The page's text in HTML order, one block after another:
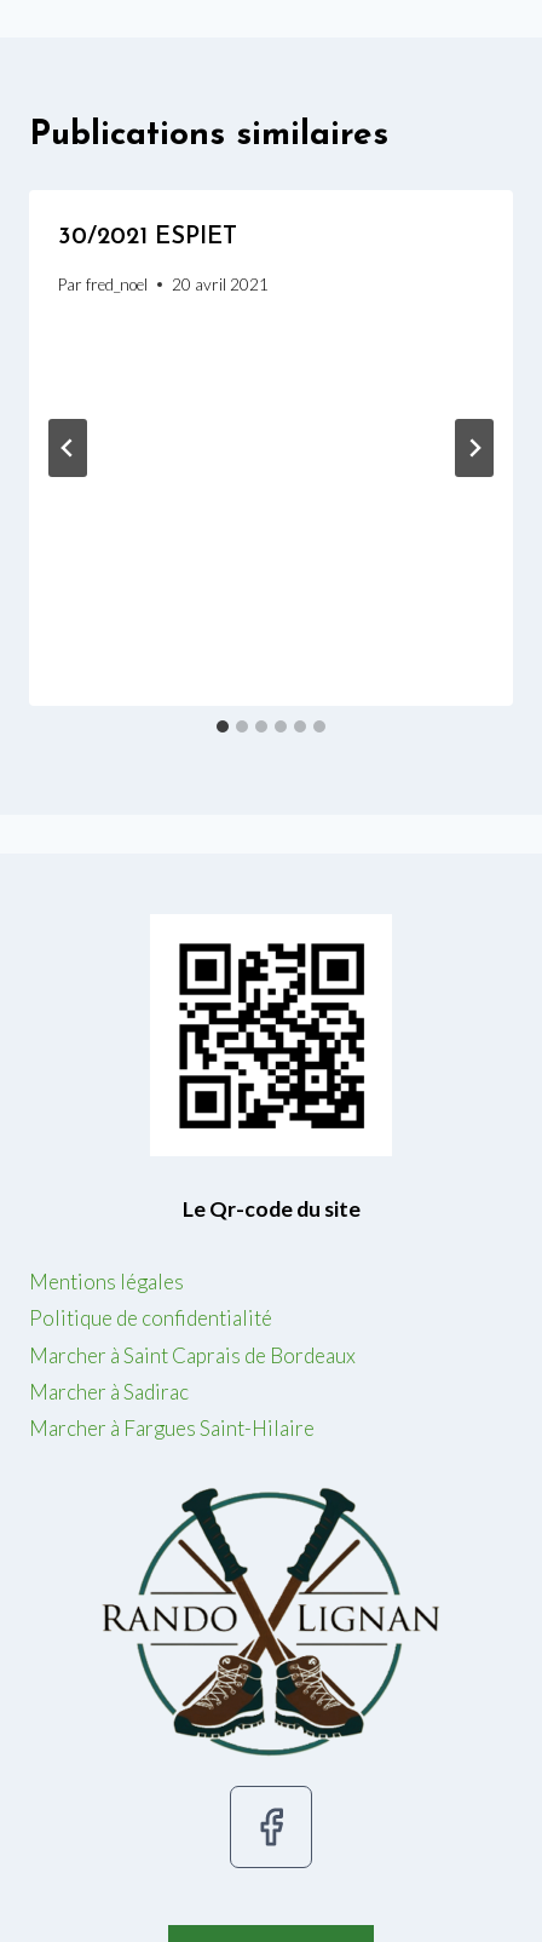
Publications similaires
30/2021 ESPIET
Par fred_noel 20 avril 2021
Le Qr-code du site
Mentions légales
Politique de confidentialité
Marcher à Saint Caprais de Bordeaux
Marcher à Sadirac
Marcher à Fargues Saint-Hilaire